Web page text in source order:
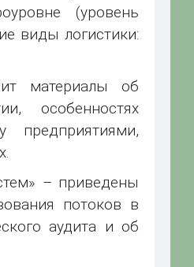
(уровень
виды логистики:
материалы об
особенностях
предприятиями,
– приведены
потоков в
аудита и об